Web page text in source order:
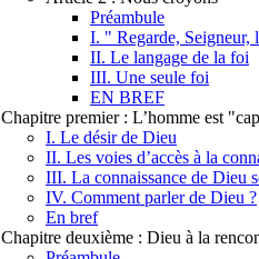
Préambule
I. " Regarde, Seigneur,
II. Le langage de la foi
III. Une seule foi
EN BREF
Chapitre premier : L’homme est
I. Le désir de Dieu
II. Les voies d’accès à la
III. La connaissance de Dieu
IV. Comment parler de Dieu ?
En bref
Chapitre deuxième : Dieu à la